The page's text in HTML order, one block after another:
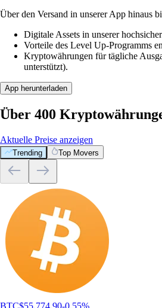
Über den Versand in unserer App hinaus
Digitale Assets in unserer
Vorteile des Level Up-Programms
Kryptowährungen für tägliche
unterstützt).
App herunterladen
Über 400
Aktuelle Preise anzeigen
Trending Top Movers
BTC$55,774.90-0.55%